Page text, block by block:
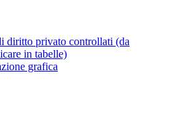
diritto privato controllati (da
in tabelle)
grafica